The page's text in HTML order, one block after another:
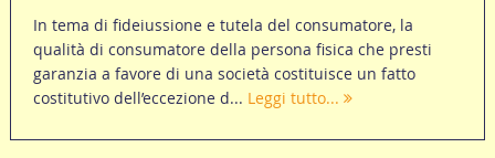
In tema di fideiussione e tutela del consumatore, la
qualità di consumatore della persona fisica che presti
garanzia a favore di una società costituisce un fatto
costitutivo dell’eccezione d... Leggi tutto...